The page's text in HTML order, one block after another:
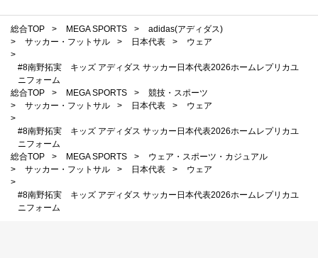
総合TOP > MEGA SPORTS >
adidas(アディダス)
>
サッカー・フットサル > 日本代表 >
ウェア
>
#8南野拓実 キッズ アディダス サッカー日本代表2026ホームレプリカユ
ニフォーム
総合TOP
> MEGA SPORTS >
競技・スポーツ
>
サッカー・フットサル > 日本代表 >
ウェア
>
#8南野拓実 キッズ アディダス サッカー日本代表2026ホームレプリカユ
ニフォーム
総合TOP
> MEGA SPORTS >
ウェア・スポーツ・カジュアル
>
サッカー・フットサル > 日本代表 >
ウェア
>
#8南野拓実 キッズ アディダス サッカー日本代表2026ホームレプリカユ
ニフォーム